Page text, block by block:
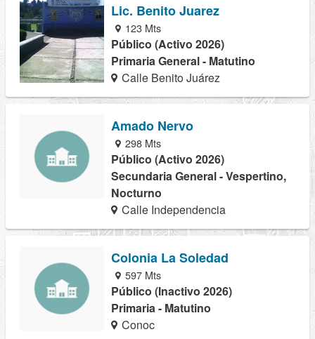
Lic. Benito Juarez
123 Mts
Público (Activo 2026)
Primaria General - Matutino
Calle Benito Juárez
Amado Nervo
298 Mts
Público (Activo 2026)
Secundaria General - Vespertino,
Nocturno
Calle Independencia
Colonia La Soledad
597 Mts
Público (Inactivo 2026)
Primaria - Matutino
Conoc